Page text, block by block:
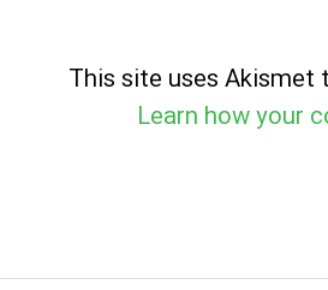
This site uses Akismet
Learn how your